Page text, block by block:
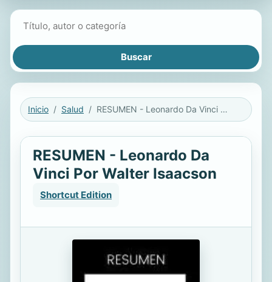
Inicio Salud RESUMEN - Leonardo Da Vinci Por Walter Isaacson
RESUMEN - Leonardo Da
Vinci Por Walter Isaacson
Shortcut Edition